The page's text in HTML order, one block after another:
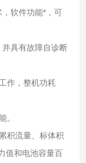
软件功能*，可
具有故障自诊断
作，整机功耗
。
积流量、标体积
值和电池容量百